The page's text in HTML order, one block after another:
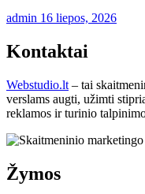
admin 16 liepos, 2026
Kontaktai
Webstudio.lt – tai
verslams augti, užimti
reklamos ir turinio
Žymos